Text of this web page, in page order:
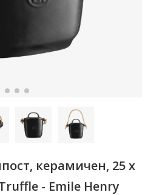
керамичен, 25 х
- Emile Henry